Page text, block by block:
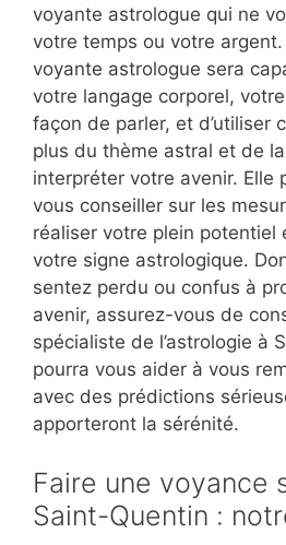
voyante astrologue qui ne
votre temps ou votre
voyante astrologue sera
votre langage corporel,
façon de parler, et d’utiliser
plus du thème astral et de
interpréter votre avenir. Elle
vous conseiller sur les
réaliser votre plein potentiel
votre signe astrologique.
sentez perdu ou confus à
avenir, assurez-vous de
spécialiste de l’astrologie à
pourra vous aider à vous
avec des prédictions
apporteront la sérénité.
Faire une voyance
Saint-Quentin :